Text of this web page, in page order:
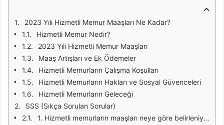
2023 Yılı Hizmetli Memur Maaşları Ne Kadar?
Hizmetli Memur Nedir?
2023 Yılı Hizmetli Memur Maaşları
Maaş Artışları ve Ek Ödemeler
Hizmetli Memurların Çalışma Koşulları
Hizmetli Memurların Hakları ve Sosyal Güvenceleri
Hizmetli Memurların Geleceği
SSS (Sıkça Sorulan Sorular)
1. Hizmetli memurların maaşları neye göre belirleniyor?